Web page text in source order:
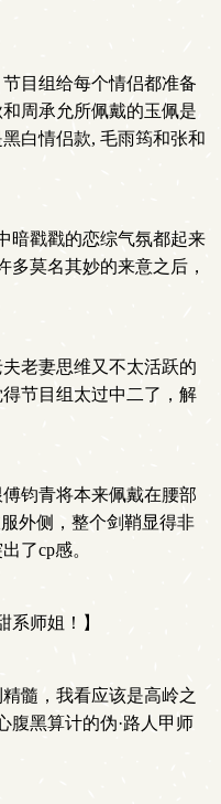
目组给每个情侣都准备
周承允所佩戴的玉佩是
白情侣款, 毛雨筠和张和
暗戳戳的恋综气氛都起来
多莫名其妙的来意之后，
老妻思维又不太活跃的
节目组太过中二了，解
钧青将本来佩戴在腰部
外侧，整个剑鞘显得非
了cp感。
师姐！】
髓，我看应该是高岭之
腹黑算计的伪·路人甲师